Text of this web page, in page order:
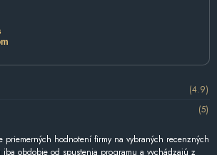
(4.9)
(5)
priemerných hodnotení firmy na vybraných recenzných
obdobie od spustenia programu a vychádzajú z